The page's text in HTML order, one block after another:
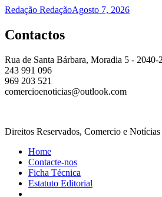
Redação RedaçãoAgosto 7, 2026
Contactos
Rua de Santa Bárbara, Moradia 5 -
243 991 096
969 203 521
comercioenoticias@outlook.com
Direitos Reservados, Comercio e
Home
Contacte-nos
Ficha Técnica
Estatuto Editorial